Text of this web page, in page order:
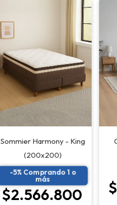
Sommier Harmony - King
(200x200)
-5% Comprando 1 o
más
$2.566.800